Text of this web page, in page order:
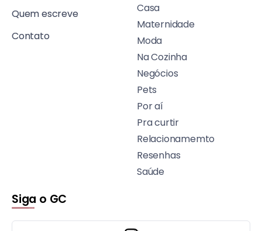
Quem escreve
Contato
Casa
Maternidade
Moda
Na Cozinha
Negócios
Pets
Por aí
Pra curtir
Relacionamemto
Resenhas
Saúde
Siga o GC